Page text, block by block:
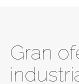
Gran